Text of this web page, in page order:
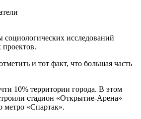
социологических исследований
и тот факт, что большая часть
10% территории города. В этом
стадион «Открытие-Арена»
метро «Спартак».